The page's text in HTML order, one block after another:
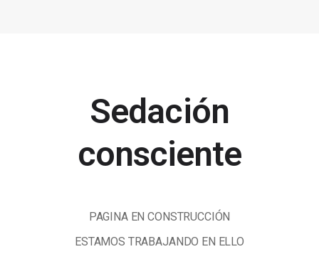
Sedación
consciente
PAGINA EN CONSTRUCCIÓN
ESTAMOS TRABAJANDO EN ELLO